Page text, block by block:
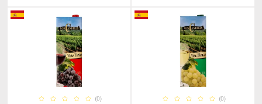
(0) (0)